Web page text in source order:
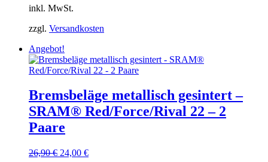
war:
inkl. MwSt.
zzgl. Versandkosten
Angebot!
Bremsbeläge metallisch gesintert –
SRAM® Red/Force/Rival 22 – 2
Paare
26,90€ Ursprünglicher
24,00 €Aktueller